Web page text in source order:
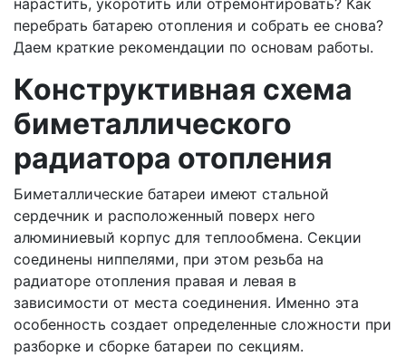
нарастить, укоротить или отремонтировать? Как
перебрать батарею отопления и собрать ее снова?
Даем краткие рекомендации по основам работы.
Конструктивная схема
биметаллического
радиатора отопления
Биметаллические батареи имеют стальной
сердечник и расположенный поверх него
алюминиевый корпус для теплообмена. Секции
соединены ниппелями, при этом резьба на
радиаторе отопления правая и левая в
зависимости от места соединения. Именно эта
особенность создает определенные сложности при
разборке и сборке батареи по секциям.